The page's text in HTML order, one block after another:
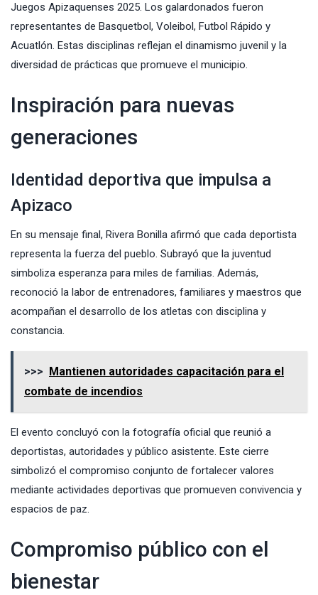
Juegos Apizaquenses 2025. Los galardonados fueron
representantes de Basquetbol, Voleibol, Futbol Rápido y
Acuatlón. Estas disciplinas reflejan el dinamismo juvenil y la
diversidad de prácticas que promueve el municipio.
Inspiración para nuevas
generaciones
Identidad deportiva que impulsa a
Apizaco
En su mensaje final, Rivera Bonilla afirmó que cada deportista
representa la fuerza del pueblo. Subrayó que la juventud
simboliza esperanza para miles de familias. Además,
reconoció la labor de entrenadores, familiares y maestros que
acompañan el desarrollo de los atletas con disciplina y
constancia.
>>>
Mantienen autoridades capacitación para el
combate de incendios
El evento concluyó con la fotografía oficial que reunió a
deportistas, autoridades y público asistente. Este cierre
simbolizó el compromiso conjunto de fortalecer valores
mediante actividades deportivas que promueven convivencia y
espacios de paz.
Compromiso público con el
bienestar